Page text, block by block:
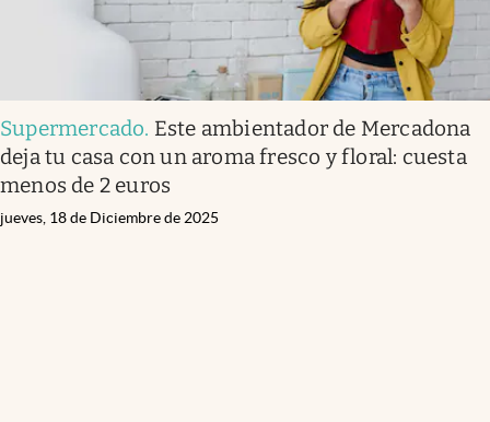
Supermercado. Este ambientador de Mercadona
deja tu casa con un aroma fresco y floral: cuesta
menos de 2 euros
jueves, 18 de Diciembre de 2025